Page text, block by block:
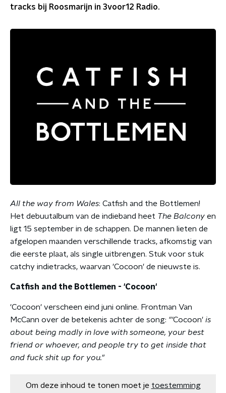
tracks bij Roosmarijn in 3voor12 Radio.
All the way from Wales: Catfish and the Bottlemen!
Het debuutalbum van de indieband heet The Balcony en
ligt 15 september in de schappen. De mannen lieten de
afgelopen maanden verschillende tracks, afkomstig van
die eerste plaat, als single uitbrengen. Stuk voor stuk
catchy indietracks, waarvan 'Cocoon' de nieuwste is.
Catfish and the Bottlemen - 'Cocoon'
'Cocoon' verscheen eind juni online. Frontman Van
McCann over de betekenis achter de song: "'Cocoon' is
about being madly in love with someone, your best
friend or whoever, and people try to get inside that
and fuck shit up for you."
Om deze inhoud te tonen moet je toestemming